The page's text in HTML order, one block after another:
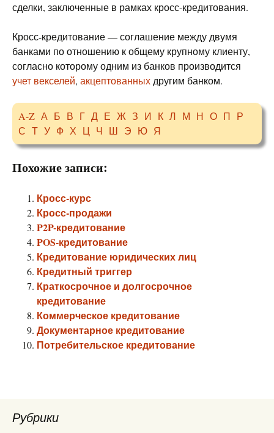
сделки, заключенные в рамках кросс-кредитования.
Кросс-кредитование — соглашение между двумя
банками по отношению к общему крупному клиенту,
согласно которому одним из банков производится
учет векселей, акцептованных другим банком.
A-Z А Б В Г Д Е Ж З И К Л М Н О П Р
С Т У Ф Х Ц Ч Ш Э Ю Я
Похожие записи:
Кросс-курс
Кросс-продажи
P2P-кредитование
POS-кредитование
Кредитование юридических лиц
Кредитный триггер
Краткосрочное и долгосрочное
кредитование
Коммерческое кредитование
Документарное кредитование
Потребительское кредитование
Рубрики